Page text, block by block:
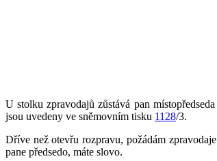
U stolku zpravodajů zůstává pan
jsou uvedeny ve sněmovním tisku 1128/3.
Dříve než otevřu rozpravu, požádám
pane předsedo, máte slovo.